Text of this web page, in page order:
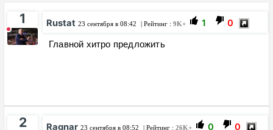
1 Rustat 23 сентября в 08:42 | Рейтинг : 9K+ 1 0
Главной хитро предложить
2 Ragnar 23 сентября в 08:52 | Рейтинг : 26K+ 0 0